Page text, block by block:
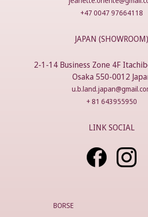
+47 0047 97664118
JAPAN (SHOWROOM)
2-1-14 Business Zone 4F
Osaka 550-0012
+ 81 643955950
LINK SOCIAL
BORSE